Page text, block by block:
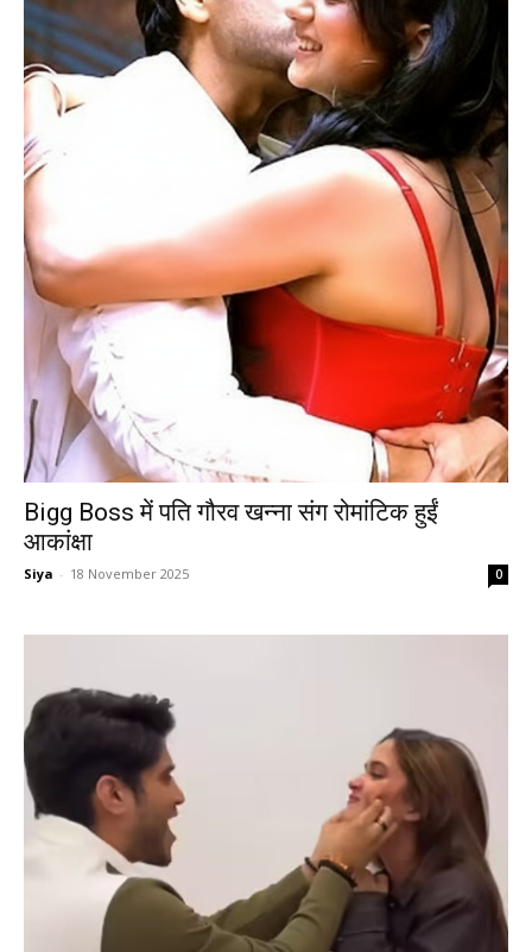
Bigg Boss में पति गौरव खन्ना संग रोमांटिक हुईं
आकांक्षा
Siya - 18 November 2025 0